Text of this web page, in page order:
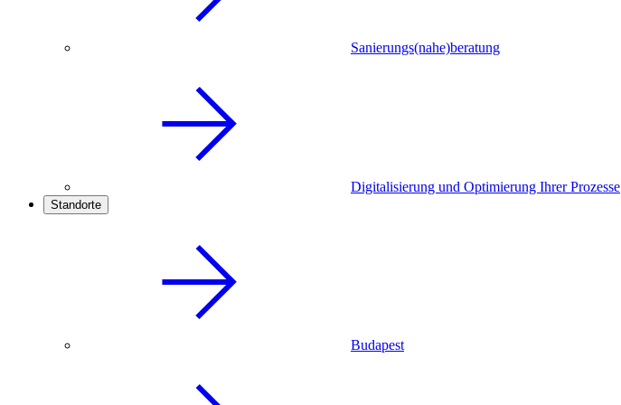
Sanierungs(nahe)beratung
Digitalisierung und Optimierung Ihrer Prozesse
Standorte
Budapest